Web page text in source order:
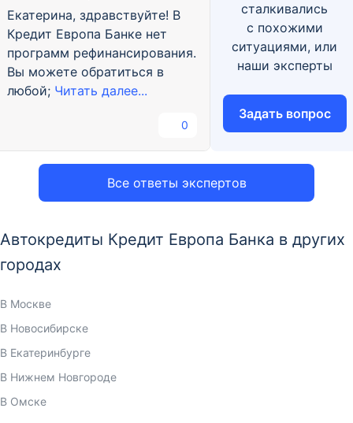
Все ответы экспертов
Екатерина, здравствуйте! В
Кредит Европа Банке нет
программ рефинансирования.
Вы можете обратиться в
любой; Читать далее...
0
сталкивались
с похожими
ситуациями, или
наши эксперты
Задать вопрос
Автокредиты Кредит Европа Банка в других
городах
В Москве
В Новосибирске
В Екатеринбурге
В Нижнем Новгороде
В Омске